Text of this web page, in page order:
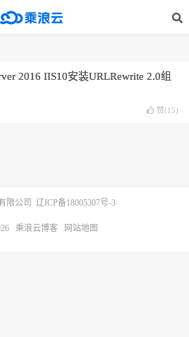
2016 IIS10安装URLRewrite 2.0组
赞(15)
限公司 辽ICP备18005307号-3
乘浪云博客 网站地图